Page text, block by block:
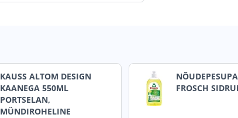
KAUSS ALTOM DESIGN
KAANEGA 550ML
PORTSELAN,
MÜNDIROHELINE
FROSCH